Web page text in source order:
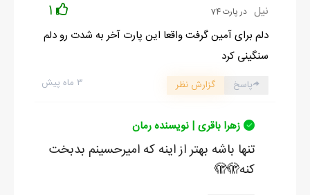
نیل در پارت 74 1
دلم برای آمین گرفت واقعا این پارت آخر به شدت رو دلم
سنگینی کرد
۳ ماه پیش پاسخ گزارش نظر
زهرا باقری | نویسنده رمان
تنها باشه بهتر از اینه که امیرحسینم بدبخت
کنه🫣🫣